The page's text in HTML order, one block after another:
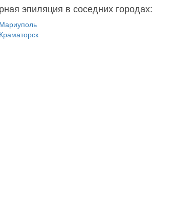
эпиляция в соседних городах: